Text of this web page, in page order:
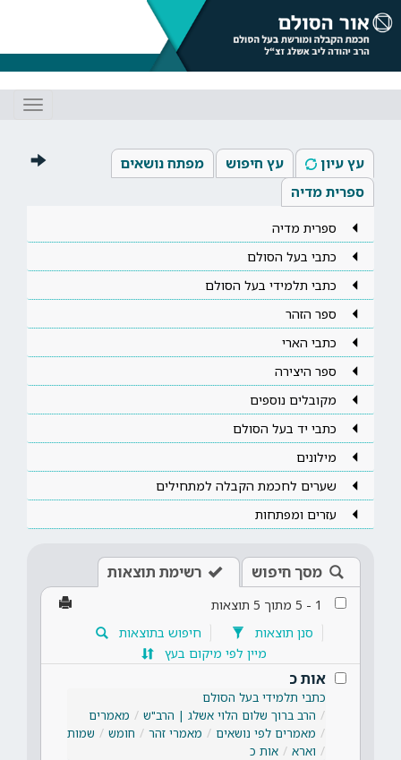
עץ עיון עץ חיפוש
מפתח נושאים
ספרית מדיה
ספרית מדיה
כתבי בעל הסולם
כתבי תלמידי בעל הסולם
ספר הזהר
כתבי הארי
ספר היצירה
מקובלים נוספים
כתבי יד בעל הסולם
מילונים
שערים לחכמת הקבלה למתחילים
עזרים ומפתחות
מסך חיפוש רשימת תוצאות
1
-
5 מתוך 5 תוצאות
סנן תוצאות
חיפוש בתוצאות
מיין לפי מיקום בעץ
אות כ
כתבי תלמידי בעל הסולם
הרב ברוך שלום הלוי אשלג | הרב"ש
מאמרים
מאמרים לפי נושאים
מאמרי זהר חומש
שמות
וארא
אות כ